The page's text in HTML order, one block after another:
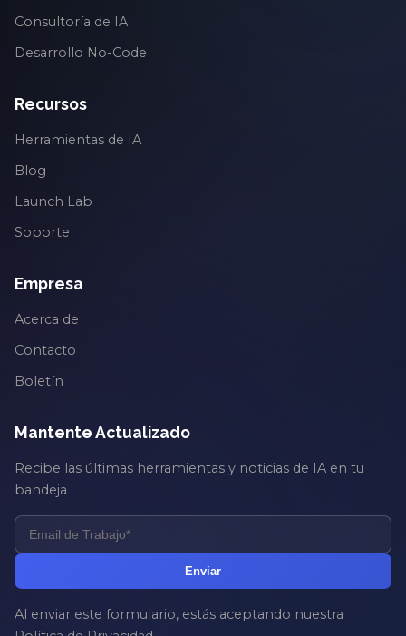
Consultoría de IA
Desarrollo No-Code
Recursos
Herramientas de IA
Blog
Launch Lab
Soporte
Empresa
Acerca de
Contacto
Boletín
Mantente Actualizado
Recibe las últimas herramientas y noticias de IA en tu
bandeja
Enviar
Al enviar este formulario, estás aceptando nuestra